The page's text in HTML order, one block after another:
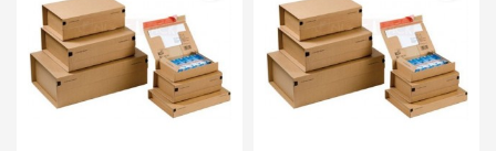
Packpapier
Kartonagen,
Schachteln